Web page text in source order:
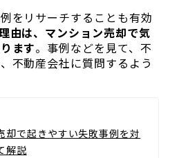
をリサーチすることも有効
由は、マンション売却で気
ます。事例などを見て、不
不動産会社に質問するよう
却で起きやすい失敗事例を対
解説